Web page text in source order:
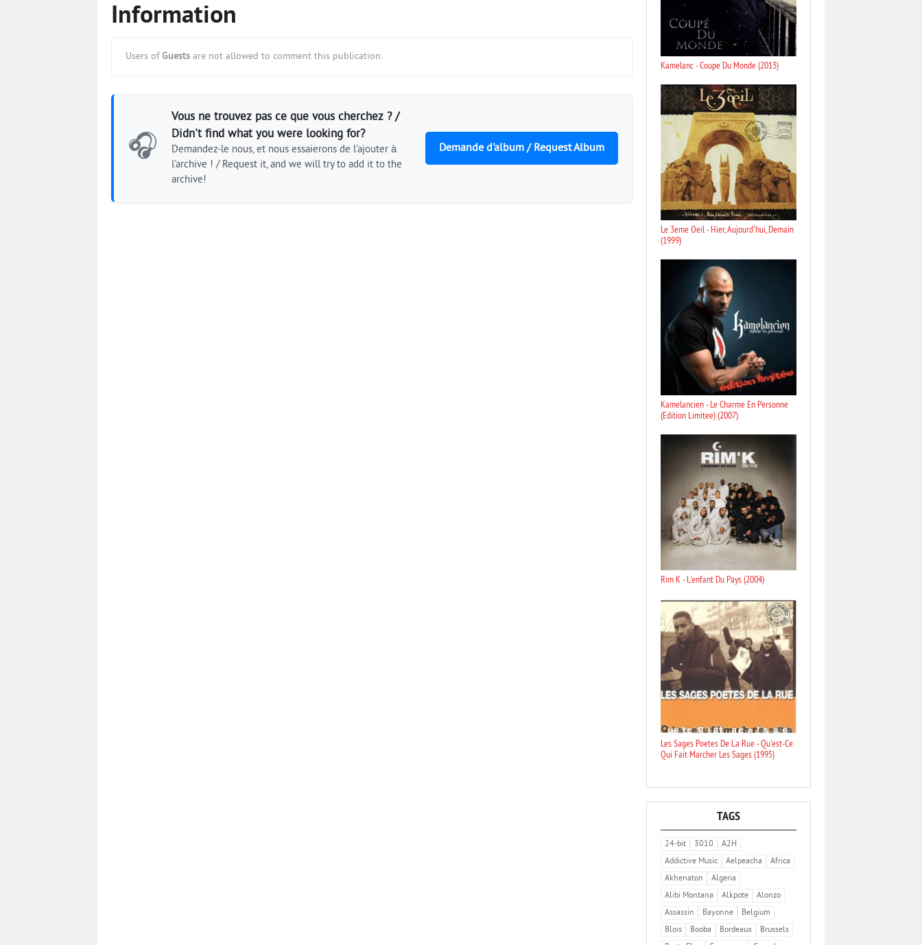
Information
Users of Guests are not allowed to comment this publication.
🎧
Vous ne trouvez pas ce que vous cherchez ? /
Didn't find what you were looking for?
Demandez-le nous, et nous essaierons de l'ajouter à
l'archive ! / Request it, and we will try to add it to the
archive!
Demande d'album / Request Album
Kamelanc - Coupe Du Monde (2013)
Le 3eme Oeil - Hier, Aujourd'hui, Demain
(1999)
Kamelancien - Le Charme En Personne
(Edition Limitee) (2007)
Rim K - L'enfant Du Pays (2004)
Les Sages Poetes De La Rue - Qu'est-Ce
Qui Fait Marcher Les Sages (1995)
TAGS
24-bit 3010
A2H
Addictive Music
Aelpeacha
Africa
Akhenaton
Algeria
Alibi Montana
Alkpote
Alonzo
Assassin
Bayonne
Belgium
Blois
Booba Bordeaux
Brussels